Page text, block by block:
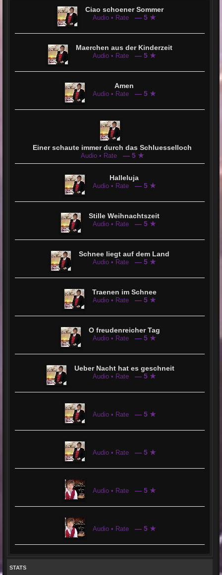
Ciao schoener Sommer
Audio • Rate — 5 ★
Maerchen aus der Kinderzeit
Audio • Rate — 5 ★
Amen
Audio • Rate — 5 ★
Einer schaute immer durch das Schluesselloch
Audio • Rate — 5 ★
Halleluja
Audio • Rate — 5 ★
Stille Weihnachtszeit
Audio • Rate — 5 ★
Schnee liegt auf dem Land
Audio • Rate — 5 ★
Traenen im Schnee
Audio • Rate — 5 ★
O freudenreicher Tag
Audio • Rate — 5 ★
Ueber Nacht hat es geschneit
Audio • Rate — 5 ★
Audio • Rate — 5 ★
Audio • Rate — 5 ★
Audio • Rate — 5 ★
Audio • Rate — 5 ★
STATS